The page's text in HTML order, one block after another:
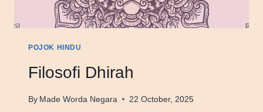
POJOK HINDU
Filosofi Dhirah
By Made Worda Negara 22 October, 2025